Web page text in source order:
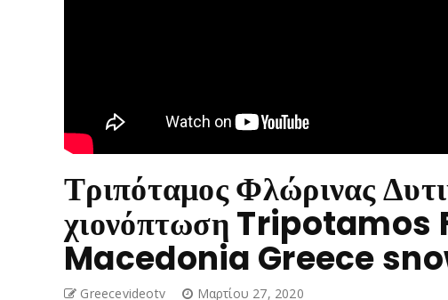
Τριπόταμος Φλώρινας
χιονόπτωση
Macedonia Greece
Greecevideotv Μαρτίου 27, 2020